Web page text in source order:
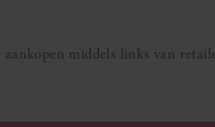
middels links van